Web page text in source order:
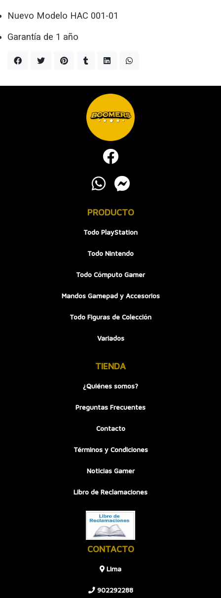
Nuevo Modelo HAC 001-01
Garantía de 1 año
PRODUCTO
Todo PlayStation
Todo Nintendo
Todo Cómputo Gamer
Mandos Gamepad y Accesorios
Todo Figuras de Colección
Variados
TIENDA
¿Quiénes somos?
Preguntas Frecuentes
Contacto
Términos y Condiciones
Noticias Gamer
Libro de Reclamaciones
CONTACTO
LIma
902292288